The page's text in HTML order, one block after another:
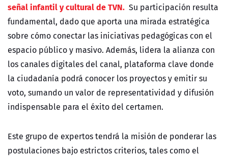
señal infantil y cultural de TVN. Su participación resulta
fundamental, dado que aporta una mirada estratégica
sobre cómo conectar las iniciativas pedagógicas con el
espacio público y masivo. Además, lidera la alianza con
los canales digitales del canal, plataforma clave donde
la ciudadanía podrá conocer los proyectos y emitir su
voto, sumando un valor de representatividad y difusión
indispensable para el éxito del certamen.
Este grupo de expertos tendrá la misión de ponderar las
postulaciones bajo estrictos criterios, tales como el